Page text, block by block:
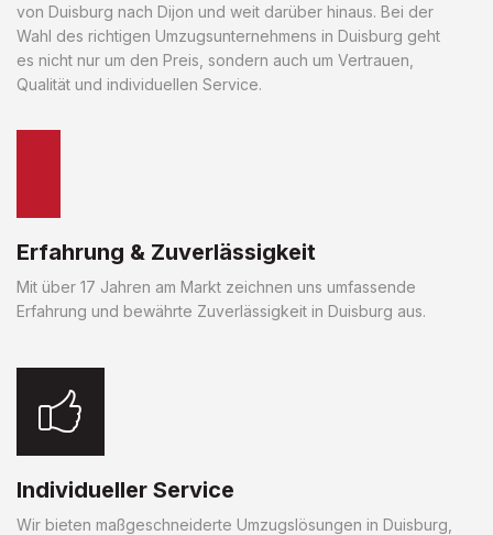
von Duisburg nach Dijon und weit darüber hinaus. Bei der
Wahl des richtigen Umzugsunternehmens in Duisburg geht
es nicht nur um den Preis, sondern auch um Vertrauen,
Qualität und individuellen Service.
Erfahrung & Zuverlässigkeit
Mit über 17 Jahren am Markt zeichnen uns umfassende
Erfahrung und bewährte Zuverlässigkeit in Duisburg aus.
Individueller Service
Wir bieten maßgeschneiderte Umzugslösungen in Duisburg,